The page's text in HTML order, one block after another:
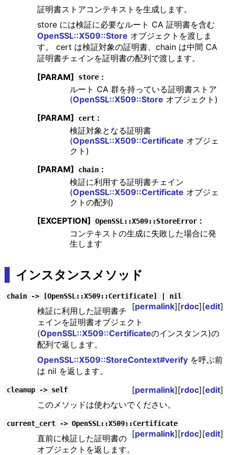
証明書ストアコンテキストを生成します。
store には検証に必要なルート CA 証明書を含む
OpenSSL::X509::Store オブジェクトを渡しま
す。 cert は検証対象の証明書、chain は中間 CA
証明書チェインを証明書の配列で渡します。
[PARAM]
store :
ルート CA 群を持っている証明書ストア
(OpenSSL::X509::Store オブジェクト)
[PARAM]
cert :
検証対象となる証明書
(OpenSSL::X509::Certificate オブジェ
クト)
[PARAM]
chain :
検証に利用する証明書チェイン
(OpenSSL::X509::Certificate オブジェ
クトの配列)
[EXCEPTION]
OpenSSL::X509::StoreError :
コンテキストの生成に失敗した場合に発
生します
インスタンスメソッド
chain -> [OpenSSL::X509::Certificate] | nil
[permalink][rdoc][edit]
検証に利用した証明書チ
ェインを証明書オブジェクト
(OpenSSL::X509::Certificateのインスタンス)の
配列で返します。
OpenSSL::X509::StoreContext#verifyを呼ぶ前
は nil を返します。
cleanup -> self [permalink][rdoc][edit]
このメソッドは使わないでください。
current_cert -> OpenSSL::X509::Certificate
[permalink][rdoc][edit]
直前に検証した証明書の
オブジェクトを返します。